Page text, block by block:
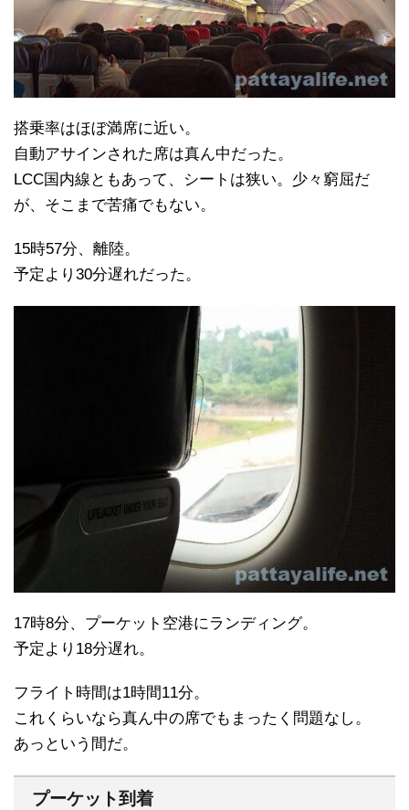
搭乗率はほぼ満席に近い。
自動アサインされた席は真ん中だった。
LCC国内線ともあって、シートは狭い。少々窮屈だ
が、そこまで苦痛でもない。
15時57分、離陸。
予定より30分遅れだった。
17時8分、プーケット空港にランディング。
予定より18分遅れ。
フライト時間は1時間11分。
これくらいなら真ん中の席でもまったく問題なし。
あっという間だ。
プーケット到着